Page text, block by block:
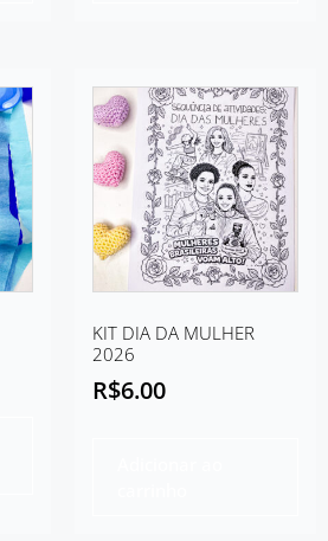
KIT DIA DA MULHER
2026
R$6.00